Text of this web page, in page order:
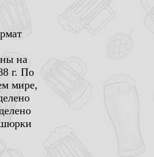
на
г. По
мире,